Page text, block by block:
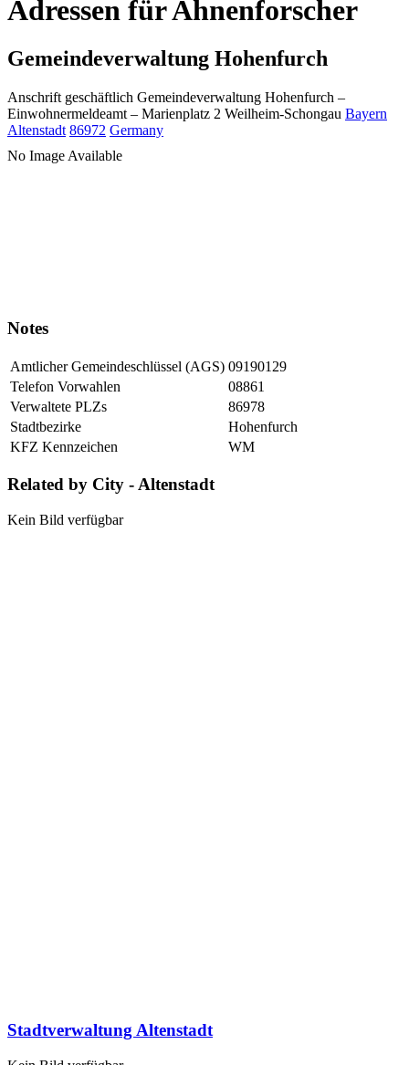
Adressen für Ahnenforscher
Gemeindeverwaltung Hohenfurch
Anschrift geschäftlich Gemeindeverwaltung Hohenfurch –
Einwohnermeldeamt – Marienplatz 2 Weilheim-Schongau Bayern
Altenstadt 86972 Germany
No Image Available
Notes
Amtlicher Gemeindeschlüssel (AGS) 09190129
Telefon Vorwahlen
08861
Verwaltete PLZs
86978
Stadtbezirke
Hohenfurch
KFZ Kennzeichen
WM
Related by City - Altenstadt
Kein Bild verfügbar
Stadtverwaltung Altenstadt